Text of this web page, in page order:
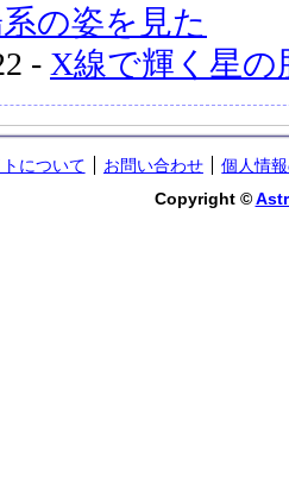
の姿を見た
- X線で輝く星の
について お問い合わせ
個人情
Copyright ©